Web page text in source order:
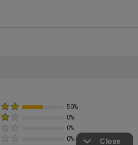
50%
0%
0%
0%